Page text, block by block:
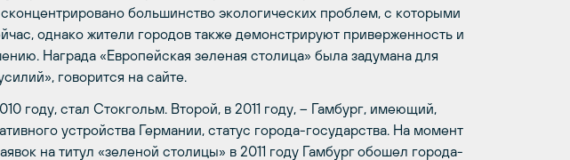
большинство экологических проблем, с которыми
однако жители городов также демонстрируют приверженность и
Награда «Европейская зеленая столица» была задумана для
говорится на сайте.
году, стал Стокгольм. Второй, в 2011 году, – Гамбург, имеющий,
устройства Германии, статус города-государства. На момент
на титул «зеленой столицы» в 2011 году Гамбург обошел города-